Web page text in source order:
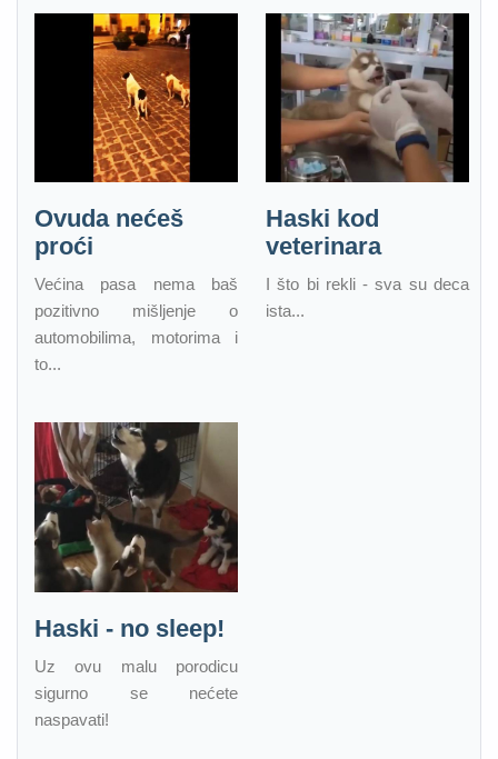
Ovuda nećeš
proći
Većina pasa nema baš
pozitivno mišljenje o
automobilima, motorima i
to...
Haski kod
veterinara
I što bi rekli - sva su deca
ista...
Haski - no sleep!
Uz ovu malu porodicu
sigurno se nećete
naspavati!